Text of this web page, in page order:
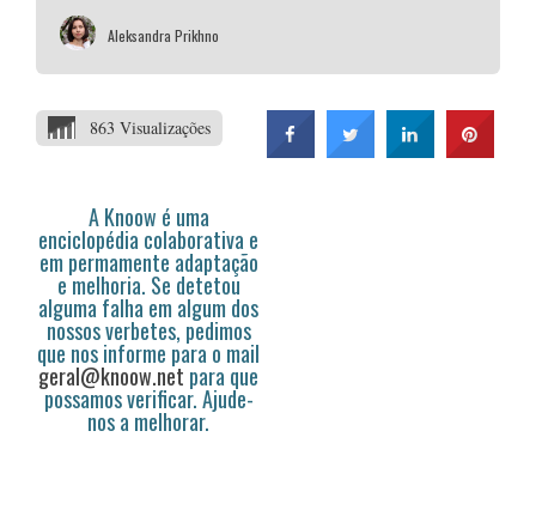
Aleksandra Prikhno
863 Visualizações
A Knoow é uma
enciclopédia colaborativa e
em permamente adaptação
e melhoria. Se detetou
alguma falha em algum dos
nossos verbetes, pedimos
que nos informe para o mail
geral@knoow.net para que
possamos verificar. Ajude-
nos a melhorar.